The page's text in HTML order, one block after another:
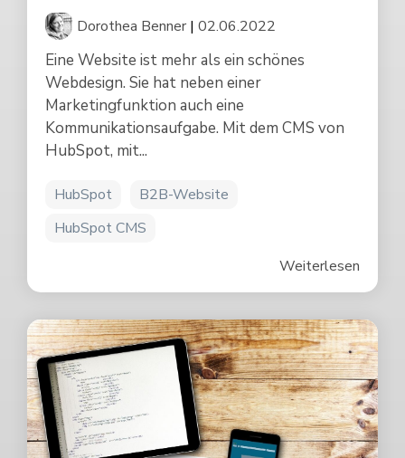
Dorothea Benner | 02.06.2022
Eine Website ist mehr als ein schönes
Webdesign. Sie hat neben einer
Marketingfunktion auch eine
Kommunikationsaufgabe. Mit dem CMS von
HubSpot, mit...
HubSpot
B2B-Website
HubSpot CMS
Weiterlesen